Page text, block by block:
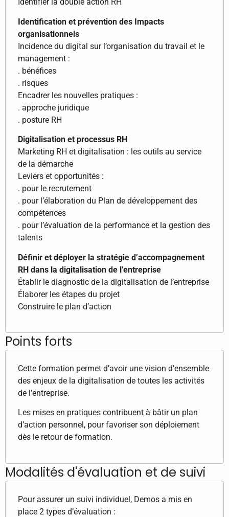
Identifier la double action RH
Identification et prévention des Impacts
organisationnels
Incidence du digital sur l’organisation du travail et le
management :
. bénéfices
. risques
Encadrer les nouvelles pratiques :
. approche juridique
. posture RH
Digitalisation et processus RH
Marketing RH et digitalisation : les outils au service
de la démarche
Leviers et opportunités :
. pour le recrutement
. pour l’élaboration du Plan de développement des
compétences
. pour l’évaluation de la performance et la gestion des
talents
Définir et déployer la stratégie d’accompagnement
RH dans la digitalisation de l’entreprise
Établir le diagnostic de la digitalisation de l’entreprise
Élaborer les étapes du projet
Construire le plan d’action
Points forts
​Cette formation permet d’avoir une vision d’ensemble
des enjeux de la digitalisation de toutes les activités
de l’entreprise.
Les mises en pratiques contribuent à bâtir un plan
d’action personnel, pour favoriser son déploiement
dès le retour de formation.
Modalités d'évaluation et de suivi
Pour assurer un suivi individuel, Demos a mis en
place 2 types d’évaluation :